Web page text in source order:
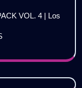
VOL. 4 | Los